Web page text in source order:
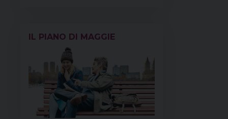
IL PIANO DI MAGGIE